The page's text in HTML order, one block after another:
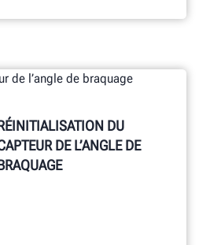
DU
DE L’ANGLE DE